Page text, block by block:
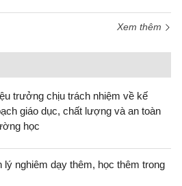
Xem thêm
trưởng chịu trách nhiệm về kế
giáo dục, chất lượng và an toàn
học
nghiêm dạy thêm, học thêm trong